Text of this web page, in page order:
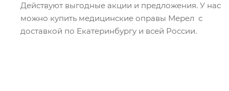
Действуют выгодные акции и предложения. У нас
можно купить медицинские оправы Мерел с
доставкой по Екатеринбургу и всей России.